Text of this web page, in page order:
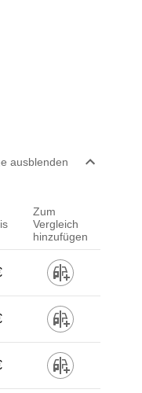
e ausblenden
Zum
Vergleich
hinzufügen